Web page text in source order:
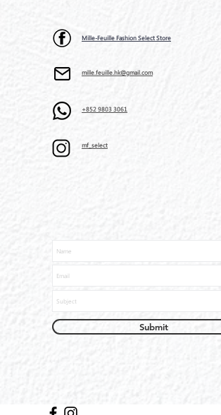
Mille-Feuille Fashion Select Store
mille.feuille.hk@gmail.com
+852 9803 3061
mf_select
Submit